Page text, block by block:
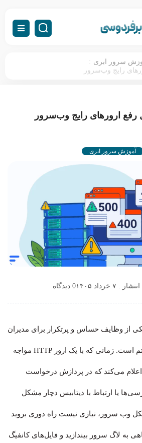
سرور ابری :
رایج وب‌سرور
رفع ارورهای رایج وب‌سرور
آموزش سرور ابری
: ۷ خرداد ۱۴۰۵ 0 دیدگاه
از وظایف حساس و پرتکرار برای مدیران
سایت و ادمین‌های سیستم است. زمانی که با یک ارور HTTP مواجه
می‌کند که در پردازش درخواست
یا ارتباط با دیتابیس دچار مشکل
وب سرور، نیازی نیست راه دوری بروید
به لاگ سرور بیندازید و فایل‌های کانفیگ